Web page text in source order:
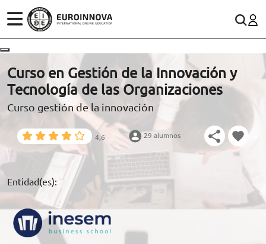
ÁREAS
ESTUDIOS
CONOCE EUROINNOVA
BECAS Y FINANCIACIÓN
RECURSOS EDUCATIVOS
ARTÍCULOS
(+34)958 050 200(gratuito en España)
900 831 200
formacion@euroinnova.com
TRABAJA CON NOSOTROS
Curso en Gestión de la Innovación y
Tecnología de las Organizaciones
Curso gestión de la innovación
4,6 29 alumnos
Entidad(es):